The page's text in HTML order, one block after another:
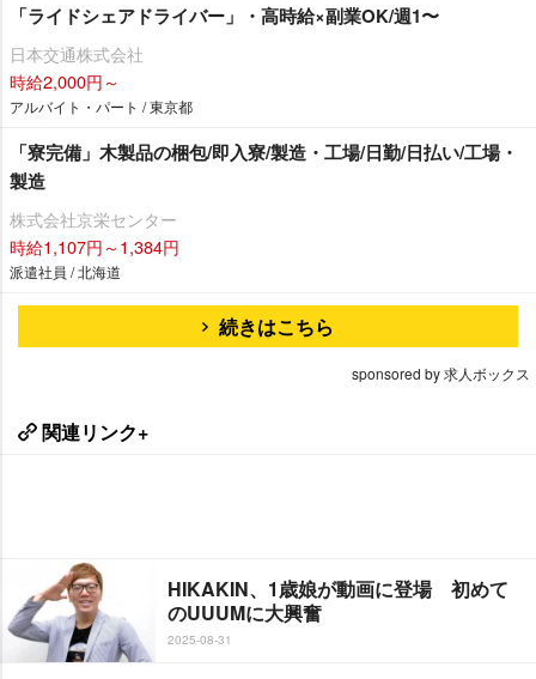
「ライドシェアドライバー」・高時給×副業OK/週1〜
日本交通株式会社
時給2,000円～
アルバイト・パート / 東京都
「寮完備」木製品の梱包/即入寮/製造・工場/日勤/日払い/工場・
製造
株式会社京栄センター
時給1,107円～1,384円
派遣社員 / 北海道
続きはこちら
sponsored by 求人ボックス
関連リンク+
HIKAKIN、1歳娘が動画に登場 初めて
のUUUMに大興奮
2025-08-31